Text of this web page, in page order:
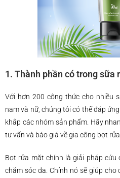
1. Thành phần có trong sữa
Với hơn 200 công thức cho nhiều
nam và nữ, chúng tôi có thể đáp
khắp các nhóm sản phẩm. Hãy
tư vấn và báo giá về gia công bọt
Bọt rửa mặt chính là giải pháp
chăm sóc da. Chính nó sẽ giúp